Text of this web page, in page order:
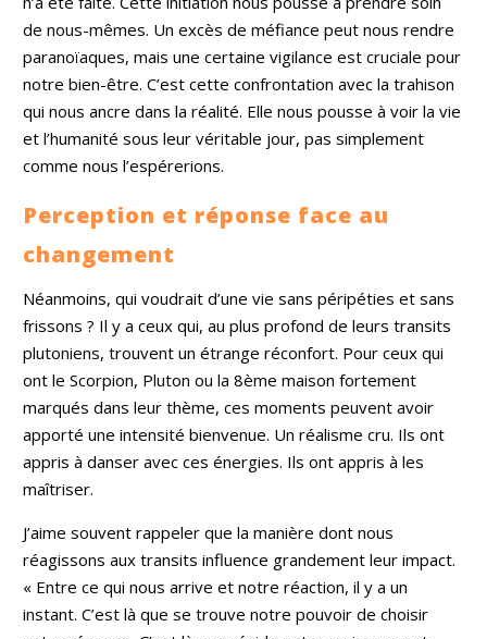
de nous-mêmes. Un excès de méfiance peut nous rendre
paranoïaques, mais une certaine vigilance est cruciale pour
notre bien-être. C’est cette confrontation avec la trahison
qui nous ancre dans la réalité. Elle nous pousse à voir la vie
et l’humanité sous leur véritable jour, pas simplement
comme nous l’espérerions.
Perception et réponse face au
changement
Néanmoins, qui voudrait d’une vie sans péripéties et sans
frissons ? Il y a ceux qui, au plus profond de leurs transits
plutoniens, trouvent un étrange réconfort. Pour ceux qui
ont le Scorpion, Pluton ou la 8ème maison fortement
marqués dans leur thème, ces moments peuvent avoir
apporté une intensité bienvenue. Un réalisme cru. Ils ont
appris à danser avec ces énergies. Ils ont appris à les
maîtriser.
J’aime souvent rappeler que la manière dont nous
réagissons aux transits influence grandement leur impact.
« Entre ce qui nous arrive et notre réaction, il y a un
instant. C’est là que se trouve notre pouvoir de choisir